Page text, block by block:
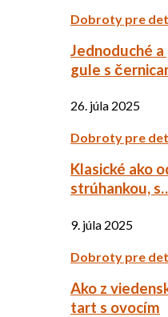
Dobroty pre
Jednoduché
gule s
26. júla 2025
Dobroty pre
Klasické ako
strúhankou,
9. júla 2025
Dobroty pre
Ako z
tart s ovocím